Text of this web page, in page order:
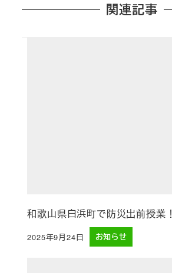
関連記事
和歌山県白浜町で防災出前授業！
投稿日
2025年9月24日 お知らせ